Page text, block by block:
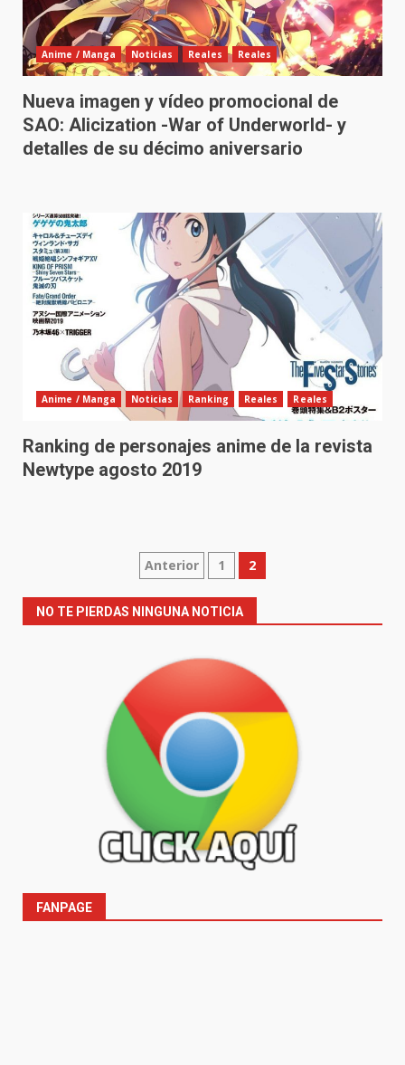
Anime / Manga Noticias Reales Reales
Nueva imagen y vídeo promocional de
SAO: Alicization -War of Underworld- y
detalles de su décimo aniversario
Anime / Manga Noticias Ranking Reales Reales
Ranking de personajes anime de la revista
Newtype agosto 2019
Paginación
de
Anterior 1 2
NO TE PIERDAS NINGUNA NOTICIA
FANPAGE